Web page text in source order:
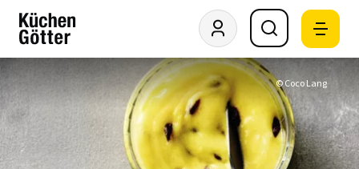
© Coco Lang